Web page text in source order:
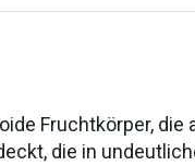
Fruchtkörper,
die in